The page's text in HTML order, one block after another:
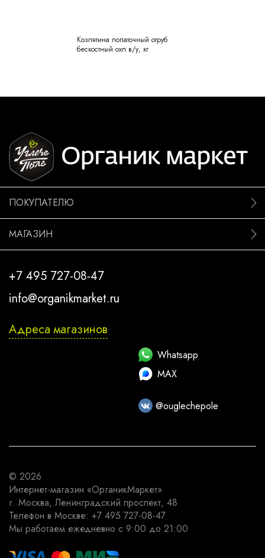
Козлятина лопаточный отруб
бескостный охл в/у, кг
ПОКУПАТЕЛЮ
МАГАЗИН
+7 495 727-08-47
info@organikmarket.ru
Адреса магазинов
Whatsapp
MAX
@ouglechepole
© 2026
Интернет-магазин «ОрганикМаркет»
г. Москва, Ленинградский проспект, 48
Телефон в Москве: +7 495 727-08-47
Мы работаем ежедневно с 9:00 до 21:00